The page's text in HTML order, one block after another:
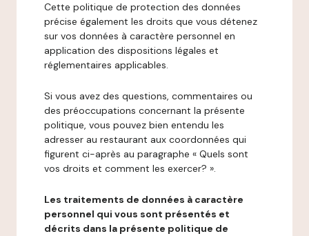
Cette politique de protection des données
précise également les droits que vous détenez
sur vos données à caractère personnel en
application des dispositions légales et
réglementaires applicables.
Si vous avez des questions, commentaires ou
des préoccupations concernant la présente
politique, vous pouvez bien entendu les
adresser au restaurant aux coordonnées qui
figurent ci-après au paragraphe « Quels sont
vos droits et comment les exercer? ».
Les traitements de données à caractère
personnel qui vous sont présentés et
décrits dans la présente politique de